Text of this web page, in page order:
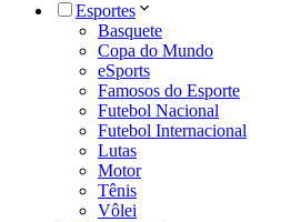
Esportes
Basquete
Copa do Mundo
eSports
Famosos do Esporte
Futebol Nacional
Futebol Internacional
Lutas
Motor
Tênis
Vôlei